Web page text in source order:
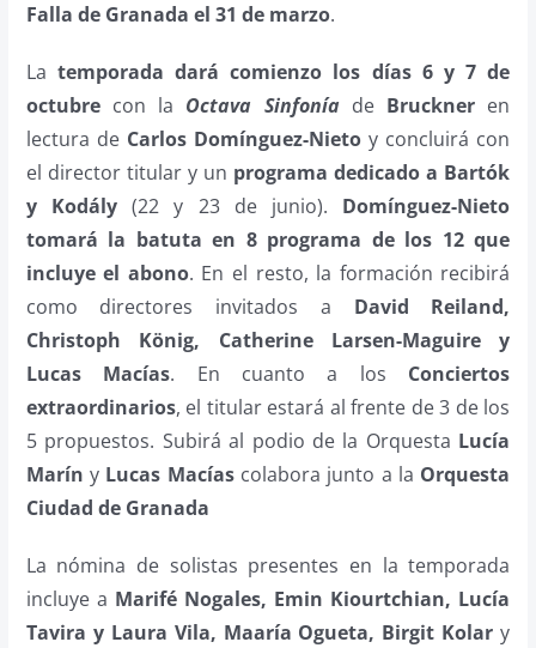
Falla de Granada el 31 de marzo.
La temporada dará comienzo los días 6 y 7 de
octubrecon la Octava Sinfoníade Bruckner en
lectura de Carlos Domínguez-Nieto y concluirá con
el director titular y un programa dedicado a Bartók
y Kodály(22 y 23 de junio). Domínguez-Nieto
tomará la batuta en 8 programa de los 12 que
incluye el abono. En el resto, la formación recibirá
como directores invitados a David Reiland,
Christoph König, Catherine Larsen-Maguire y
Lucas Macías. En cuanto a los Conciertos
extraordinarios, el titular estará al frente de 3 de los
5 propuestos. Subirá al podio de la Orquesta Lucía
Marín y Lucas Macíascolabora junto a la Orquesta
Ciudad de Granada
La nómina de solistas presentes en la temporada
incluye a Marifé Nogales, Emin Kiourtchian, Lucía
Tavira y Laura Vila, Maaría Ogueta, Birgit Kolary